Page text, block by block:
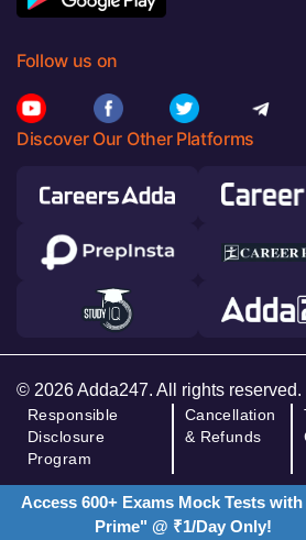
Follow us on
Discover Our Other Platforms
© 2026 Adda247. All rights reserved.
Responsible
Disclosure
Program
Cancellation
& Refunds
Access 600+ Exams Mock Tests
Prime" @ ₹1/Day Only!